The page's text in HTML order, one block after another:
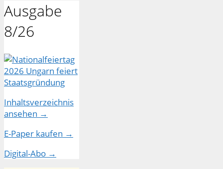
Ausgabe
8/26
Inhaltsverzeichnis
ansehen →
E-Paper kaufen →
Digital-Abo →